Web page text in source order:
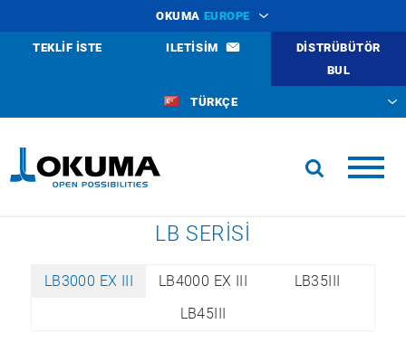
OKUMA EUROPE
TEKLIF ISTE ILETISIM
DISTRÜBÜTÖR
BUL
TÜRKÇE
LB SERISI
LB3000 EX III LB4000 EX III
LB35III
LB45III